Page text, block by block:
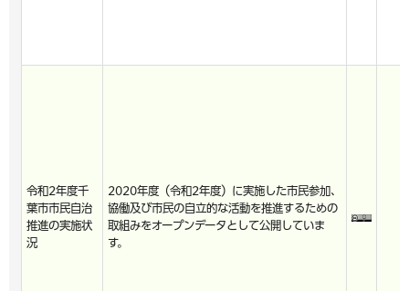
令和2年度千
葉市市民自治
推進の実施状
況
2020年度（令和2年度）に実施した市民参加、
協働及び市民の自立的な活動を推進するための
取組みをオープンデータとして公開していま
す。